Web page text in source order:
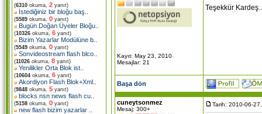
(6310 okuma, 2 yanıt)
İstediğiniz bir bloğu baş
(5589 okuma, 0 yanıt)
Bugün Doğan Üyeler Bloğu
(10326 okuma, 6 yanıt)
Bizim Yazarlar Modülüne b
(5549 okuma, 0 yanıt)
Sonvideostream flash blco
(11026 okuma, 8 yanıt)
Yenilikler Orta Blok ist
(10604 okuma, 6 yanıt)
Akordiyon Flash Blok+Xml
(9848 okuma, 5 yanıt)
blocks nsn news flash cu
(5158 okuma, 0 yanıt)
new flash bizim yazarlar
Kayıt: May 23, 2010
Mesajlar: 21
Teşekkür
Başa dön
cuneytsonmez
Mesaj: 300+
Tarih: 2010-06-